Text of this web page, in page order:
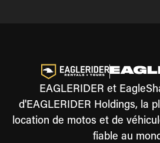
EAGLERIDER et
d'EAGLERIDER Holdings, la
location de motos et de
fiable au